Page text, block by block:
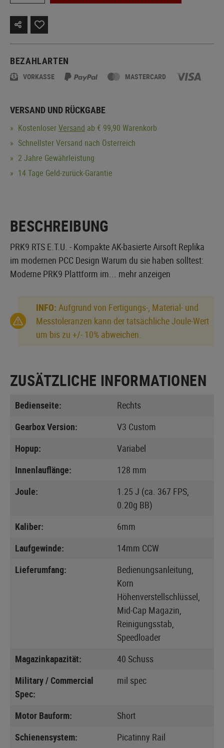
BEZAHLARTEN
VORKASSE MASTERCARD
VERSAND UND RÜCKGABE
KostenloserVersand ab € 99,90 Warenkorb
Schnellster Versand nach Österreich
2 Jahre Gewährleistung
14 Tage Geld-zurück-Garantie
BESCHREIBUNG
PRK9 RTS E.T.U. - Kompakte AK-basierte Airsoft Replika
im modernen PCC Design Warum du sie haben solltest:
Moderne PRK9 Plattform im... mehr anzeigen
INFO: Aufgrund von Fertigungs-, Material- und
Messtoleranzen kann der tatsächliche Joule-Wert
um bis zu +/- 10% abweichen.
ZUSÄTZLICHE INFORMATIONEN
Bedienseite:
Rechts
Gearbox Version:
V3 Custom
Hopup:
Variabel
Innenlauflänge:
128 mm
Joule:
1.25 J (ca. 367 FPS,
0.20g BB)
Kaliber:
6mm
Laufgewinde:
14mm CCW
Lieferumfang:
Bedienungsanleitung,
Korn
Höhenverstellschlüssel,
Mid-Cap Magazin,
Reinigungsstab,
Speedloader
Magazinkapazität:
40 Schuss
Military / Commercial
Spec:
mil spec
Motor Bauform:
Short
Schienensystem:
Picatinny Rail